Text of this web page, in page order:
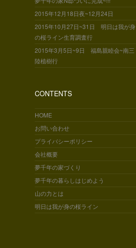
2015年12月18日夜~12月24日
2015年10月27日~31日 明日は我が身
の桜ライン生育調査行
2015年3月5日~9日 福島親睦会~南三
陸植樹行
CONTENTS
HOME
お問い合わせ
プライバシーポリシー
会社概要
夢千年の家づくり
夢千年の暮らしはじめよう
山の力とは
明日は我が身の桜ライン